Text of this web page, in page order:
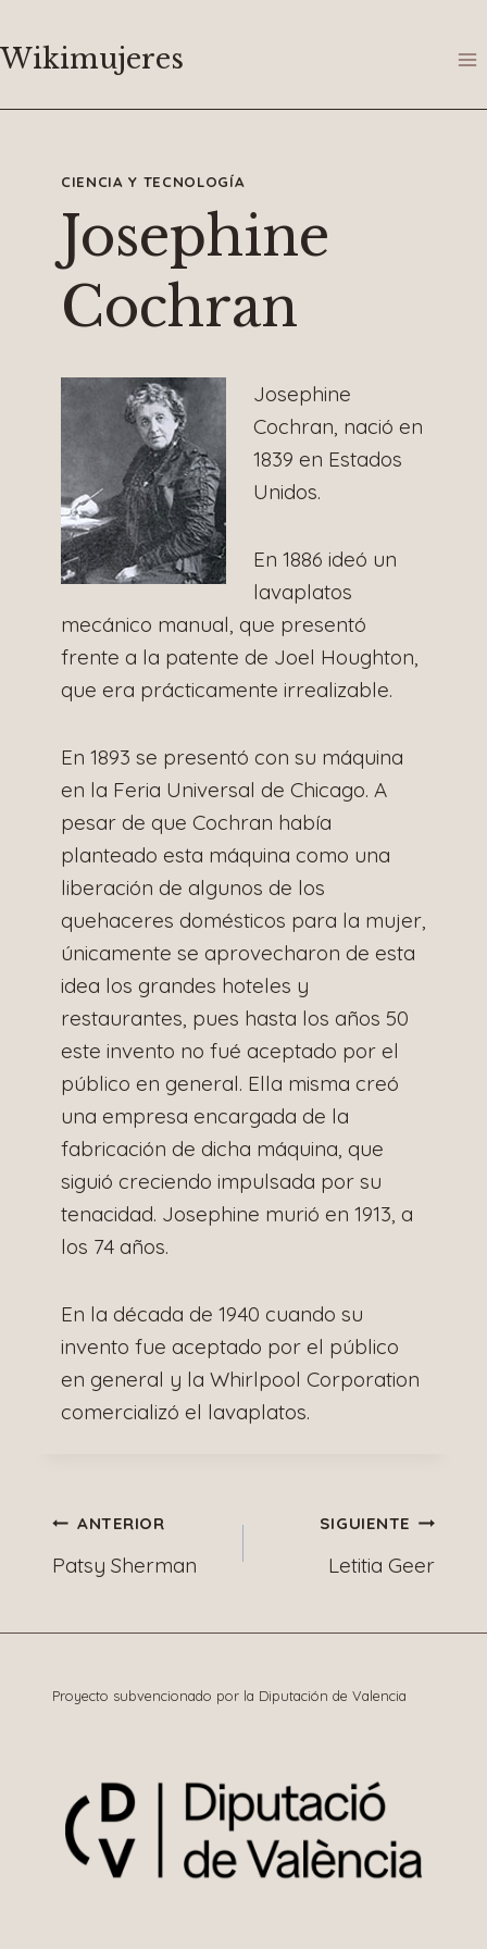
al
Wikimujeres
CIENCIA Y TECNOLOGÍA
Josephine
Cochran
Josephine
Cochran, nació en
1839 en Estados
Unidos.
En 1886 ideó un
lavaplatos
mecánico manual, que presentó
frente a la patente de Joel Houghton,
que era prácticamente irrealizable.
En 1893 se presentó con su máquina
en la Feria Universal de Chicago. A
pesar de que Cochran había
planteado esta máquina como una
liberación de algunos de los
quehaceres domésticos para la mujer,
únicamente se aprovecharon de esta
idea los grandes hoteles y
restaurantes, pues hasta los años 50
este invento no fué aceptado por el
público en general. Ella misma creó
una empresa encargada de la
fabricación de dicha máquina, que
siguió creciendo impulsada por su
tenacidad. Josephine murió en 1913, a
los 74 años.
En la década de 1940 cuando su
invento fue aceptado por el público
en general y la Whirlpool Corporation
comercializó el lavaplatos.
Navegación
de
entradas
ANTERIOR
Patsy Sherman
SIGUIENTE
Letitia Geer
Proyecto subvencionado por la Diputación de Valencia